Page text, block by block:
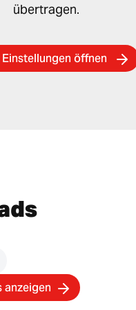
übertragen.
öffnen
anzeigen